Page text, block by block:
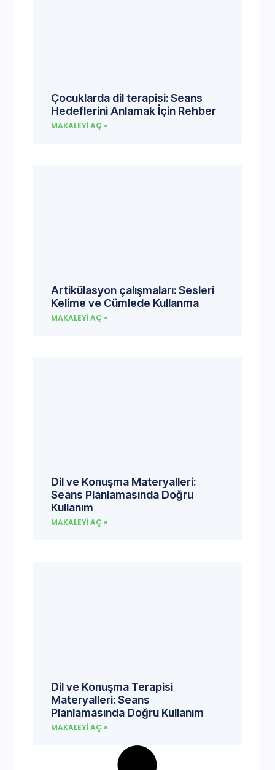
Çocuklarda dil terapisi: Seans
Hedeflerini Anlamak İçin Rehber
MAKALEYI AÇ »
Artikülasyon çalışmaları: Sesleri
Kelime ve Cümlede Kullanma
MAKALEYI AÇ »
Dil ve Konuşma Materyalleri:
Seans Planlamasında Doğru
Kullanım
MAKALEYI AÇ »
Dil ve Konuşma Terapisi
Materyalleri: Seans
Planlamasında Doğru Kullanım
MAKALEYI AÇ »